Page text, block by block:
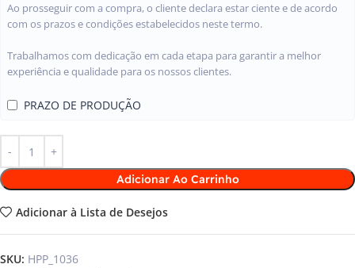
Ao prosseguir com a compra, o cliente declara estar ciente e de acordo
com os prazos e condições estabelecidos neste termo.
Trabalhamos com dedicação em cada etapa para garantir a melhor
experiência e qualidade para os nossos clientes.
PRAZO DE PRODUÇÃO
Adicionar Ao Carrinho
Adicionar à Lista de Desejos
SKU: HPP_1036